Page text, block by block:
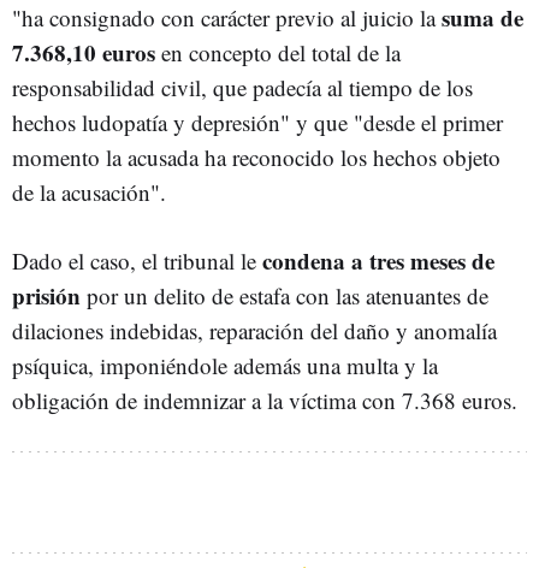
"ha consignado con carácter previo al juicio lasuma de
7.368,10 euros en concepto del total de la
responsabilidad civil, que padecía al tiempo de los
hechos ludopatía y depresión" y que "desde el primer
momento la acusada ha reconocido los hechos objeto
de la acusación".
Dado el caso, el tribunal le condena a tres meses de
prisión por un delito de estafa con las atenuantes de
dilaciones indebidas, reparación del daño y anomalía
psíquica, imponiéndole además una multa y la
obligación de indemnizar a la víctima con 7.368 euros.